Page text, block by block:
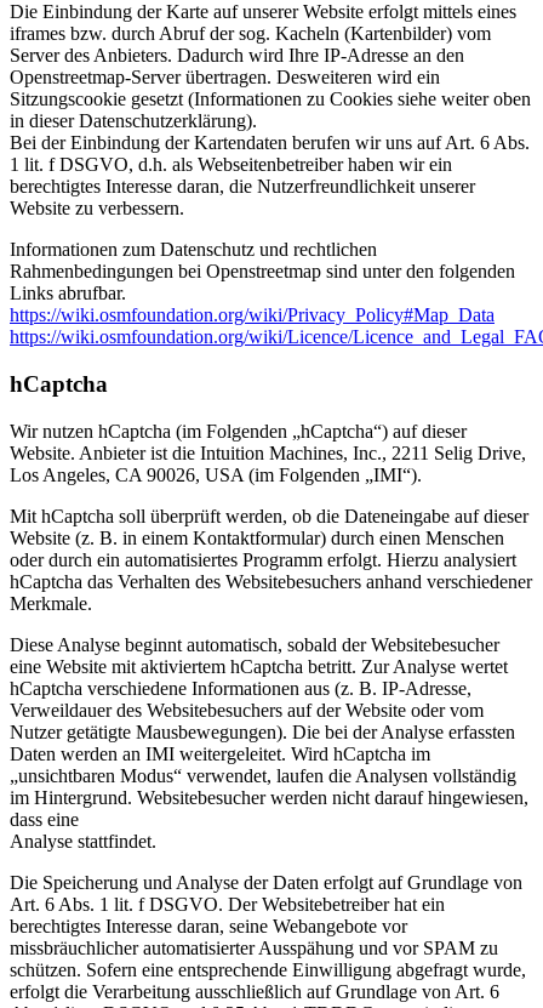
Die Einbindung der Karte auf unserer Website erfolgt mittels eines
iframes bzw. durch Abruf der sog. Kacheln (Kartenbilder) vom
Server des Anbieters. Dadurch wird Ihre IP-Adresse an den
Openstreetmap-Server übertragen. Desweiteren wird ein
Sitzungscookie gesetzt (Informationen zu Cookies siehe weiter oben
in dieser Datenschutzerklärung).
Bei der Einbindung der Kartendaten berufen wir uns auf Art. 6 Abs.
1 lit. f DSGVO, d.h. als Webseitenbetreiber haben wir ein
berechtigtes Interesse daran, die Nutzerfreundlichkeit unserer
Website zu verbessern.
Informationen zum Datenschutz und rechtlichen
Rahmenbedingungen bei Openstreetmap sind unter den folgenden
Links abrufbar.
https://wiki.osmfoundation.org/wiki/Privacy_Policy#Map_Data
https://wiki.osmfoundation.org/wiki/Licence/
hCaptcha
Wir nutzen hCaptcha (im Folgenden „hCaptcha“) auf dieser
Website. Anbieter ist die Intuition Machines, Inc., 2211 Selig Drive,
Los Angeles, CA 90026, USA (im Folgenden „IMI“).
Mit hCaptcha soll überprüft werden, ob die Dateneingabe auf dieser
Website (z. B. in einem Kontaktformular) durch einen Menschen
oder durch ein automatisiertes Programm erfolgt. Hierzu analysiert
hCaptcha das Verhalten des Websitebesuchers anhand verschiedener
Merkmale.
Diese Analyse beginnt automatisch, sobald der Websitebesucher
eine Website mit aktiviertem hCaptcha betritt. Zur Analyse wertet
hCaptcha verschiedene Informationen aus (z. B. IP-Adresse,
Verweildauer des Websitebesuchers auf der Website oder vom
Nutzer getätigte Mausbewegungen). Die bei der Analyse erfassten
Daten werden an IMI weitergeleitet. Wird hCaptcha im
„unsichtbaren Modus“ verwendet, laufen die Analysen vollständig
im Hintergrund. Websitebesucher werden nicht darauf hingewiesen,
dass eine
Analyse stattfindet.
Die Speicherung und Analyse der Daten erfolgt auf Grundlage von
Art. 6 Abs. 1 lit. f DSGVO. Der Websitebetreiber hat ein
berechtigtes Interesse daran, seine Webangebote vor
missbräuchlicher automatisierter Ausspähung und vor SPAM zu
schützen. Sofern eine entsprechende Einwilligung abgefragt wurde,
erfolgt die Verarbeitung ausschließlich auf Grundlage von Art. 6